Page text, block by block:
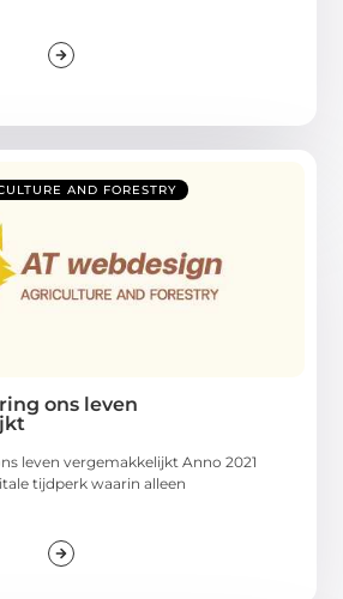
AND FORESTRY
ons leven
leven vergemakkelijkt Anno 2021
tijdperk waarin alleen